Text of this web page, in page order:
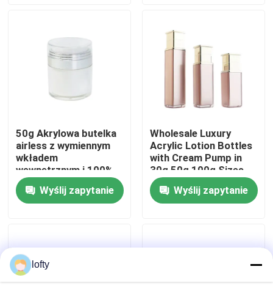
Wycieczka po fabryce
Kontrola jakości
Skontaktuj się z nami
Sprawy
50g Akrylowa butelka
airless z wymiennym
wkładem
wewnętrznym i 100%
ewakuacją dla
opakowań
kosmetyków premium
Wyślij zapytanie
Wholesale Luxury
Acrylic Lotion Bottles
with Cream Pump in
30g 50g 100g Sizes
for Cosmetic
PackagingWyślij zapytanie
lofty